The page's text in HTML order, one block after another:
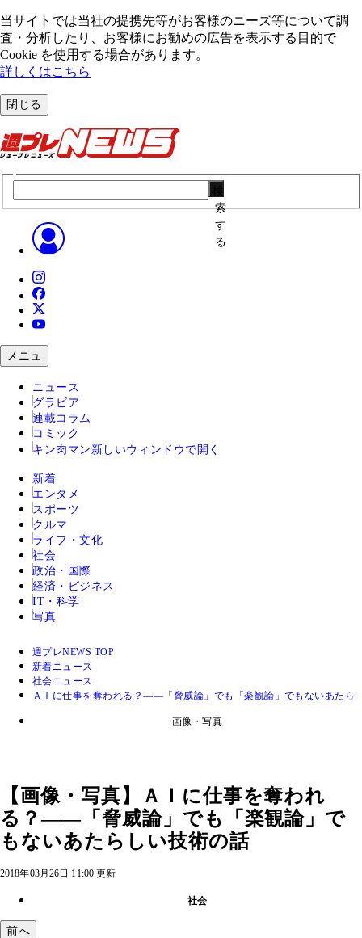
当サイトでは当社の提携先等がお客様のニーズ等について調
査・分析したり、お客様にお勧めの広告を表⽰する⽬的で
Cookie を使⽤する場合があります。
詳しくはこちら
閉じる
索
す
る
メニュ
ニュース
グラビア
連載コラム
コミック
キン肉マン 新しいウィンドウで開く
新着
エンタメ
スポーツ
クルマ
ライフ・文化
社会
政治・国際
経済・ビジネス
IT・科学
写真
週プレNEWS TOP
新着ニュース
社会ニュース
ＡＩに仕事を奪われる？――「脅威論」でも「楽観論」でもないあたら
画像・写真
【画像・写真】ＡＩに仕事を奪われ
る？――「脅威論」でも「楽観論」で
もないあたらしい技術の話
2018年03月26日 11:00 更新
社会
前へ